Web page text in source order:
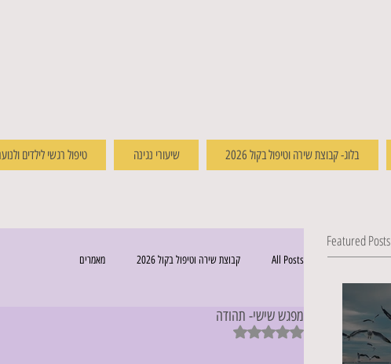
טיפול רגשי לילדים שיעורי נגינה בלוג- קבוצת שירה וטיפול בקול 2026
All Posts קבוצת שירה וטיפול בקול 2026 מאמרים
מפגש שישי- תהודה
דירוג של NaN מתוך 5 כוכבים
Featured Posts